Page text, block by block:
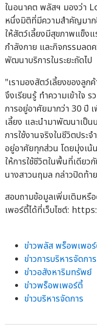
ในอนาคต พลัสฯ มองว่า
หนึ่งมิติที่มีความสำคัญมาก
ให้สัตว์เลี้ยงมีสุขภาพแข็ง
กำลังกาย และกิจกรรมลด
พัฒนาบริการในระยะถัดไป
"เรามองสัตว์เลี้ยงของลูก
จึงเรียนรู้ ทำความเข้าใจ
การอยู่อาศัยมากว่า 30 ปี
เลี้ยง และนำมาพัฒนาเป็น
การใช้งานจริงในชีวิตปร
อยู่อาศัยทุกส่วน โดยมุ่งเน้
ให้การใช้ชีวิตในพื้นที่เดีย
นางสาวนฤมล กล่าวปิดท้าย
สอบถามข้อมูลเพิ่มเติมห
เพอร์ตี้ได้ที่เว็บไซต์:
ข่าวพลัส พร็อพเพอ
ข่าวการบริหารจัดการ
ข่าวอสังหาริมทรัพย์
ข่าวพร็อพเพอร์ตี้
ข่าวบริหารจัดการ